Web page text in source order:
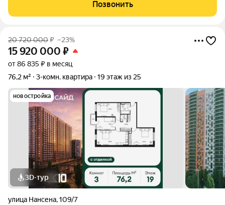
Общая площадь квартиры
Позвонить
20 720 000₽ –23%
15 920 000 ₽
от 86 835 ₽ в месяц
76,2 м²
3-комн. квартира 19 этаж из 25
новостройка
3D-тур
улица Нансена,109/7